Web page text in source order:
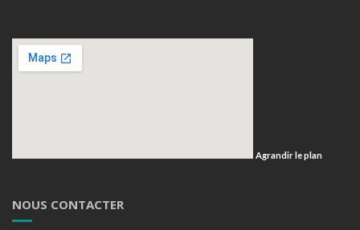
Agrandir le plan
NOUS CONTACTER